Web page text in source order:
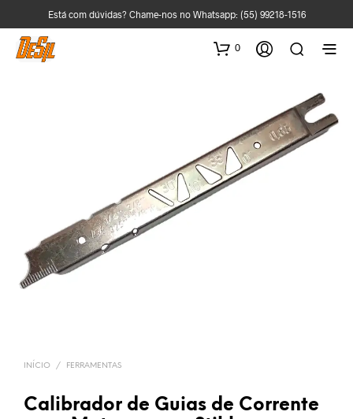
Está com dúvidas? Chame-nos no Whatsapp: (55) 99218-1516
0
INÍCIO / FERRAMENTAS
Calibrador de Guias de Corrente